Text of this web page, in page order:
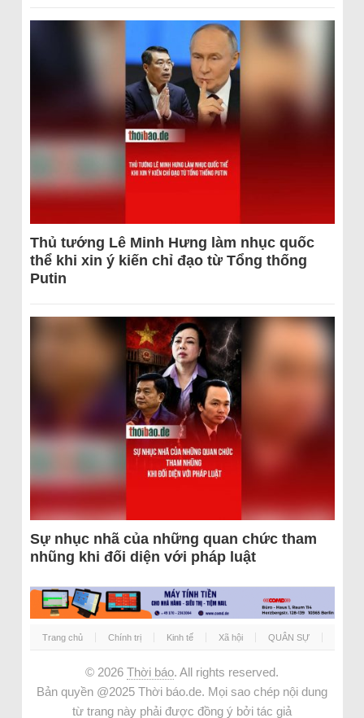
Thủ tướng Lê Minh Hưng làm nhục quốc
thể khi xin ý kiến chỉ đạo từ Tổng thống
Putin
Sự nhục nhã của những quan chức tham
nhũng khi đối diện với pháp luật
Trang chủ Chính trị Kinh tế Xã hội QUÂN SỰ
© 2026 Thời báo. All rights reserved.
Bản quyền @2025 Thời báo.de. Mọi sao chép nội dung
từ trang này phải được đồng ý bởi tác giả